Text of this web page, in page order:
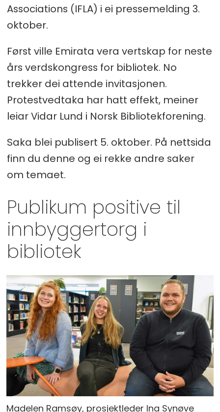
Associations (IFLA) i ei pressemelding 3.
oktober.
Først ville Emirata vera vertskap for neste
års verdskongress for bibliotek. No
trekker dei attende invitasjonen.
Protestvedtaka har hatt effekt, meiner
leiar Vidar Lund i Norsk Bibliotekforening.
Saka blei publisert 5. oktober. På nettsida
finn du denne og ei rekke andre saker
om temaet.
Publikum positive til
innbyggertorg i
bibliotek
Madelen Ramsøy, prosjektleder Ina Synøve